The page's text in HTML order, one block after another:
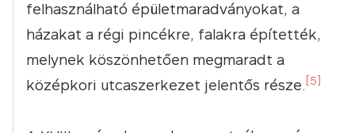
felhasználható épületmaradványokat, a
házakat a régi pincékre, falakra építették,
melynek köszönhetően megmaradt a
középkori utcaszerkezet jelentős része. [5]